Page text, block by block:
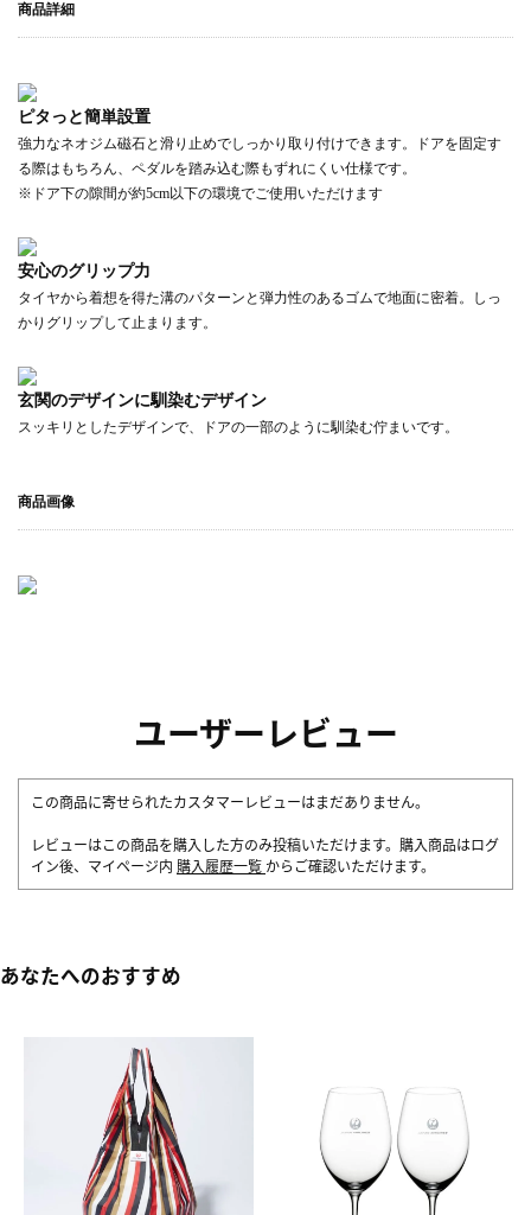
商品詳細
ピタっと簡単設置
強力なネオジム磁石と滑り止めでしっかり取り付けできます。ドアを固定す
る際はもちろん、ペダルを踏み込む際もずれにくい仕様です。
※ドア下の隙間が約5cm以下の環境でご使用いただけます
安心のグリップ力
タイヤから着想を得た溝のパターンと弾力性のあるゴムで地面に密着。しっ
かりグリップして止まります。
玄関のデザインに馴染むデザイン
スッキリとしたデザインで、ドアの一部のように馴染む佇まいです。
商品画像
ユーザーレビュー
この商品に寄せられたカスタマーレビューはまだありません。
レビューはこの商品を購入した方のみ投稿いただけます。購入商品はログ
イン後、マイページ内 購入履歴一覧 からご確認いただけます。
あなたへのおすすめ